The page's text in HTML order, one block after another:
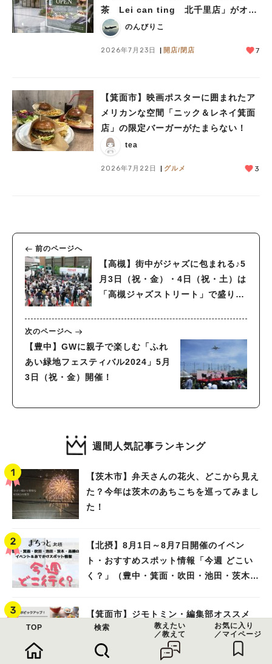
茶 Lei can ting 北千里店」がオー
プン予定！
のんびりこ
2026年7月23日 開店/閉店 7
【箕面市】映画ポスターに囲まれたア
メリカンな空間「ニック＆レネイ箕面
店」の限定バーガーがたまらない！
tea
2026年7月22日 グルメ 3
前のページへ
【高槻】街中がジャズに包まれる♪5
月3日（祝・金）・4日（祝・土）は
「高槻ジャズストリート」で盛り上
次のページへ
【豊中】GWに親子で楽しむ「ふれ
あい緑地フェスティバル2024」5月
3日（祝・金）開催！
週間人気記事ランキング
【茨木市】弁天さんの花火、どこから見え
た？今年は茨木のあちこちを巡ってみまし
た！
【北摂】8月1日～8月7日開催のイベン
ト・おすすめスポット情報「今週 どこい
く？」（豊中・箕面・吹田・池田・茨木・
【箕面市】ジモトミン・編集部オススメ
「箕面のおいしいランチ」44選 〜おし
ゃれな人気店から穴場まで！〜
TOP 検索
教えたい
／教えて
お気に入り
／マイページ